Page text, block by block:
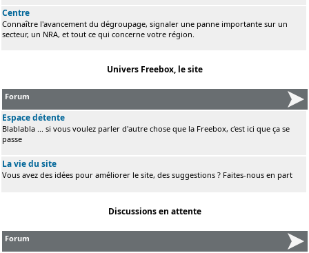
Centre
Connaître l'avancement du dégroupage, signaler une panne importante sur un
secteur, un NRA, et tout ce qui concerne votre région.
Univers Freebox, le site
Forum
Espace détente
Blablabla ... si vous voulez parler d'autre chose que la Freebox, c'est ici que ça se
passe
La vie du site
Vous avez des idées pour améliorer le site, des suggestions ? Faites-nous en part
Discussions en attente
Forum